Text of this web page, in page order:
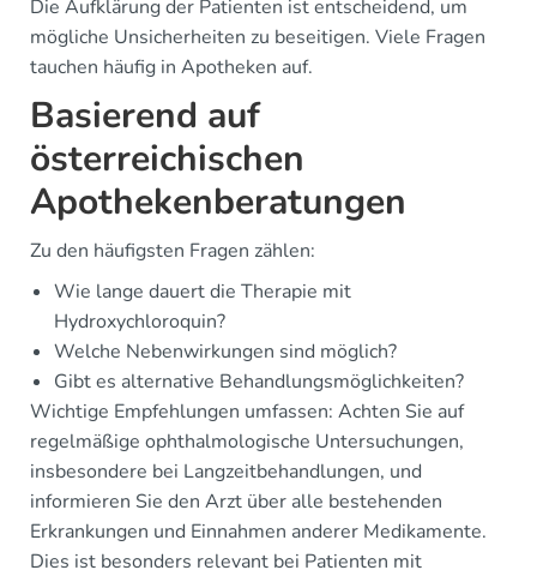
Die Aufklärung der Patienten ist entscheidend, um
mögliche Unsicherheiten zu beseitigen. Viele Fragen
tauchen häufig in Apotheken auf.
Basierend auf
österreichischen
Apothekenberatungen
Zu den häufigsten Fragen zählen:
Wie lange dauert die Therapie mit
Hydroxychloroquin?
Welche Nebenwirkungen sind möglich?
Gibt es alternative Behandlungsmöglichkeiten?
Wichtige Empfehlungen umfassen: Achten Sie auf
regelmäßige ophthalmologische Untersuchungen,
insbesondere bei Langzeitbehandlungen, und
informieren Sie den Arzt über alle bestehenden
Erkrankungen und Einnahmen anderer Medikamente.
Dies ist besonders relevant bei Patienten mit